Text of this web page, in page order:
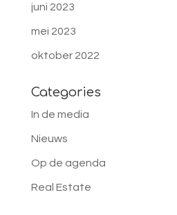
juni 2023
mei 2023
oktober 2022
Categories
In de media
Nieuws
Op de agenda
Real Estate